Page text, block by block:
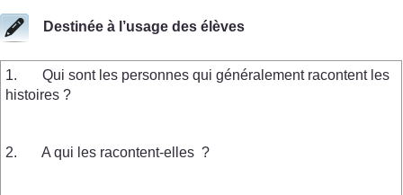
Destinée à l’usage des élèves
1. Qui sont les personnes qui généralement racontent les
histoires ?
2. A qui les racontent-elles ?